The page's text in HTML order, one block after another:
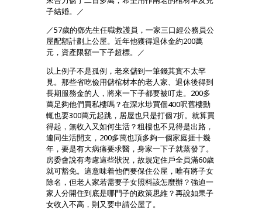
子結婚。／
／57歲的鄧先生任職救護員，一家三口經公務員公
屋配額計劃上公屋。近年他獲得退休金約200萬
元，資產限額一下子超標。／
以上例子不是孤例，老來儲到一筆錢其實不太罕
見。那些省吃儉用儲棺材本的老人家、退休後得到
長期服務金的人，將來一下子都要被叮走。200多
萬足夠他們買私樓嗎？在深水埗買個400呎舊樓動
輒也要300萬元起跳，居屋也只是打個7折。就算買
得起，無收入又如何生活？租樓也不見得是出路，
連同生活開支，200多萬也頂多夠一個家庭捱十幾
年，要是有大病痛要求醫，身家一下子就蒸發了。
房委會說有考慮這些狀況，故規定住戶全員滿60歲
就可豁免。這意味着他們要保住公屋，唯有將子女
除名，但老人家若需要子女照料該怎麼辦？強迫一
家人分開住到底是哪門子的政策思維？再說如果子
女收入不高，則又要申請公屋了。